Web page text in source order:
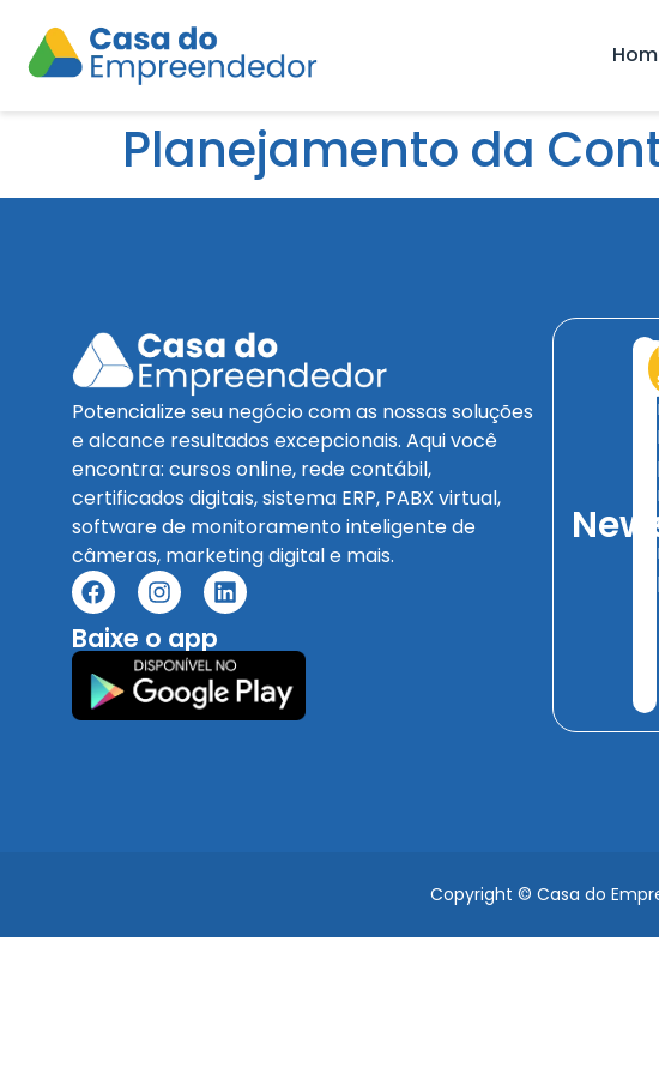
Planejamento da
Potencialize seu negócio com as nossas soluções
e alcance resultados excepcionais. Aqui você
encontra: cursos online, rede contábil,
certificados digitais, sistema ERP, PABX virtual,
software de monitoramento inteligente de
câmeras, marketing digital e mais.
Baixe o app
Copyright © Casa do